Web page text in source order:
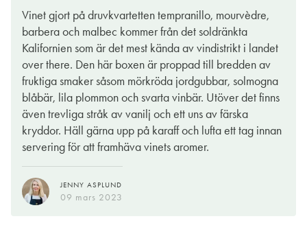
Vinet gjort på druvkvartetten tempranillo, mourvèdre,
barbera och malbec kommer från det soldränkta
Kalifornien som är det mest kända av vindistrikt i landet
over there. Den här boxen är proppad till bredden av
fruktiga smaker såsom mörkröda jordgubbar, solmogna
blåbär, lila plommon och svarta vinbär. Utöver det finns
även trevliga stråk av vanilj och ett uns av färska
kryddor. Häll gärna upp på karaff och lufta ett tag innan
servering för att framhäva vinets aromer.
JENNY ASPLUND
09 mars 2023
en fin kryddighet, en handfull torkade jordgubbar samt ett uns
körsbärskärna och skalbeska i avslutet. Drickvänligt, generöst
och "bang for your buck". Njut till BBQ, pulled pork, smashed
burgers, heta kycklingvingar eller en vegetarisk gratäng med
rotfrukter och smakrik ost.
EVA WECKSTRÖM
27 feb. 2023
En typisk Amerikan som flexar druvmusklerna till max -
tillverkat för att vara folkligt, generöst och klunkvänligt och det
är inget fel med det. För 169 kronor garanteras ett mörkbärigt
och saftigt rödvin perfekt till grillad flankstek med chimichurri,
grillade kycklingspett med tzatziki, kubbspel och myggbett.
JENS FRITHIOFSSON
17 juni 2021